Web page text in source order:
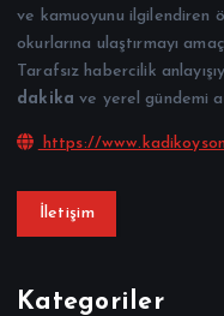
ve kamuoyunu ilgilendiren
okurlarına ulaştırmayı
Tarafsız habercilik
dakika ve yerel gündemi
https://
İletişim
Kategoriler